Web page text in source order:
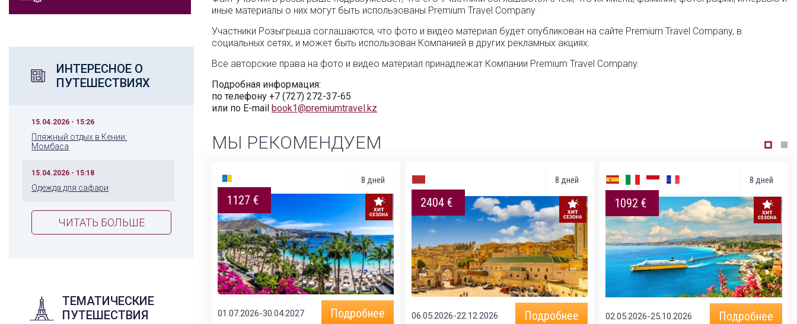
ИНТЕРЕСНОЕ О
ПУТЕШЕСТВИЯХ
15.04.2026 - 15:26
Пляжный отдых в Кении:
Момбаса
15.04.2026 - 15:18
Одежда для сафари
ЧИТАТЬ БОЛЬШЕ
ТЕМАТИЧЕСКИЕ
ПУТЕШЕСТВИЯ
иные материалы о них могут быть использованы Premium Travel Company.
Участники Розыгрыша соглашаются, что фото и видео материал будет опубликован на сайте Premium Travel Company, в
социальных сетях, и может быть использован Компанией в других рекламных акциях.
Все авторские права на фото и видео материал принадлежат Компании Premium Trаvel Company.
Подробная информация:
по телефону +7 (727) 272-37-65
или по E-mail book1@premiumtravel.kz
МЫ РЕКОМЕНДУЕМ
24.02.2026-24.01.2027 Подробнее
8 дней
1127 €
01.07.2026-30.04.2027 Подробнее
8 дней
2404 €
06.05.2026-22.12.2026 Подробнее
8 дней
1092 €
02.05.2026-25.10.2026 Подробнее